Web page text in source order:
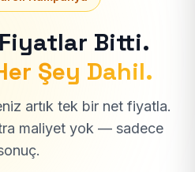
Fiyatlar Bitti.
Şey Dahil.
artık tek bir net fiyatla.
maliyet yok — sadece